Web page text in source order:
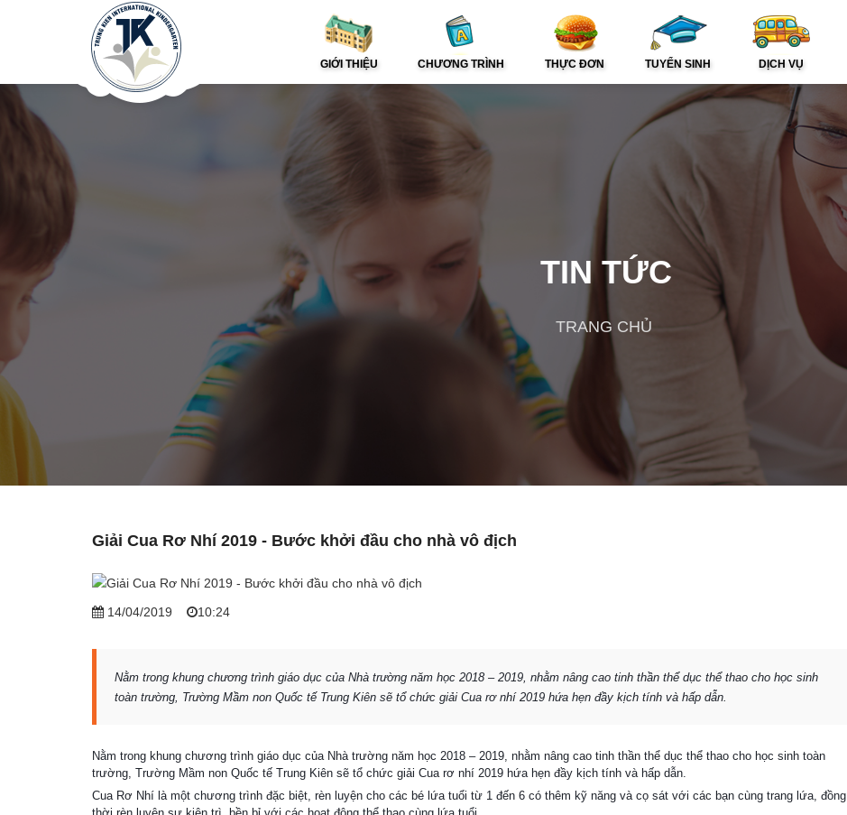
GIỚI THIỆU CHƯƠNG TRÌNH THỰC ĐƠN TUYỂN SINH DỊCH VỤ
TIN TỨC
TRANG CHỦ
Giải Cua Rơ Nhí 2019 - Bước khởi đầu cho nhà vô địch
14/04/2019 10:24
Nằm trong khung chương trình giáo dục của Nhà trường năm học 2018 – 2019, nhằm nâng cao tinh thần thể dục thể thao cho học sinh
toàn trường, Trường Mầm non Quốc tế Trung Kiên sẽ tổ chức giải Cua rơ nhí 2019 hứa hẹn đầy kịch tính và hấp dẫn.
Nằm trong khung chương trình giáo dục của Nhà trường năm học 2018 – 2019, nhằm nâng cao tinh thần thể dục thể thao cho học sinh toàn
trường, Trường Mầm non Quốc tế Trung Kiên sẽ tổ chức giải Cua rơ nhí 2019 hứa hẹn đầy kịch tính và hấp dẫn.
Cua Rơ Nhí là một chương trình đặc biệt, rèn luyện cho các bé lứa tuổi từ 1 đến 6 có thêm kỹ năng và cọ sát với các bạn cùng trang lứa, đồng